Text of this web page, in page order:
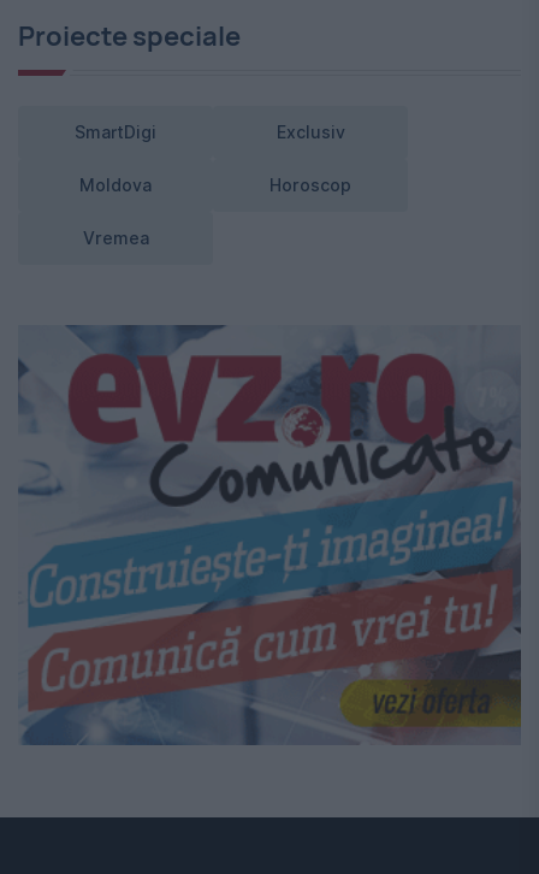
Proiecte speciale
SmartDigi Exclusiv
Moldova Horoscop
Vremea